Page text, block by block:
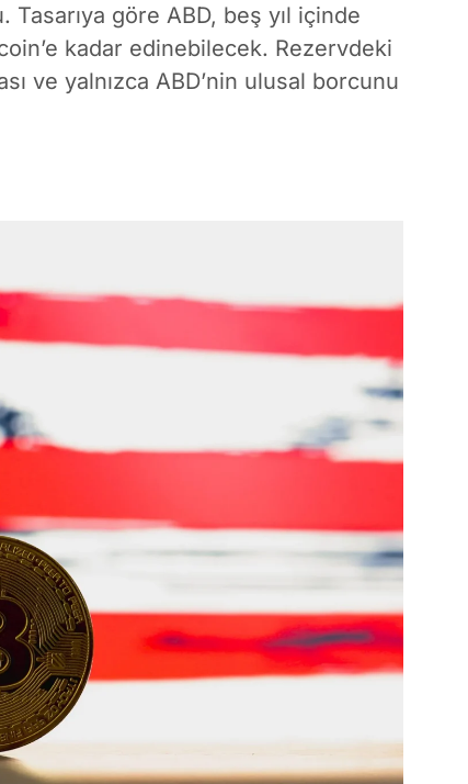
Tasarıya göre ABD, beş yıl içinde
kadar edinebilecek. Rezervdeki
ve yalnızca ABD’nin ulusal borcunu